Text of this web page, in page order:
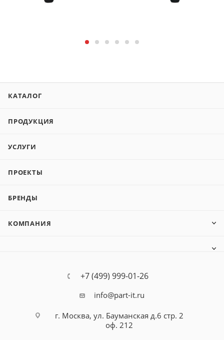
КАТАЛОГ
ПРОДУКЦИЯ
УСЛУГИ
ПРОЕКТЫ
БРЕНДЫ
КОМПАНИЯ
+7 (499) 999-01-26
info@part-it.ru
г. Москва, ул. Бауманская д.6 стр. 2
оф. 212